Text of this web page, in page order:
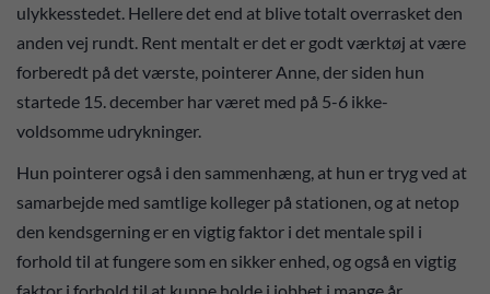
ulykkesstedet. Hellere det end at blive totalt overrasket den
anden vej rundt. Rent mentalt er det er godt værktøj at være
forberedt på det værste, pointerer Anne, der siden hun
startede 15. december har været med på 5-6 ikke-
voldsomme udrykninger.
Hun pointerer også i den sammenhæng, at hun er tryg ved at
samarbejde med samtlige kolleger på stationen, og at netop
den kendsgerning er en vigtig faktor i det mentale spil i
forhold til at fungere som en sikker enhed, og også en vigtig